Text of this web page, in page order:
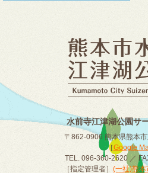
水前寺江津湖公園サ
〒862-0906 熊本県熊本
［Google
TEL. 096-360-2620 ／
［指定管理者］ (一社)熊